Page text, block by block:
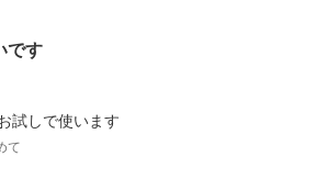
です
試しで使います
て